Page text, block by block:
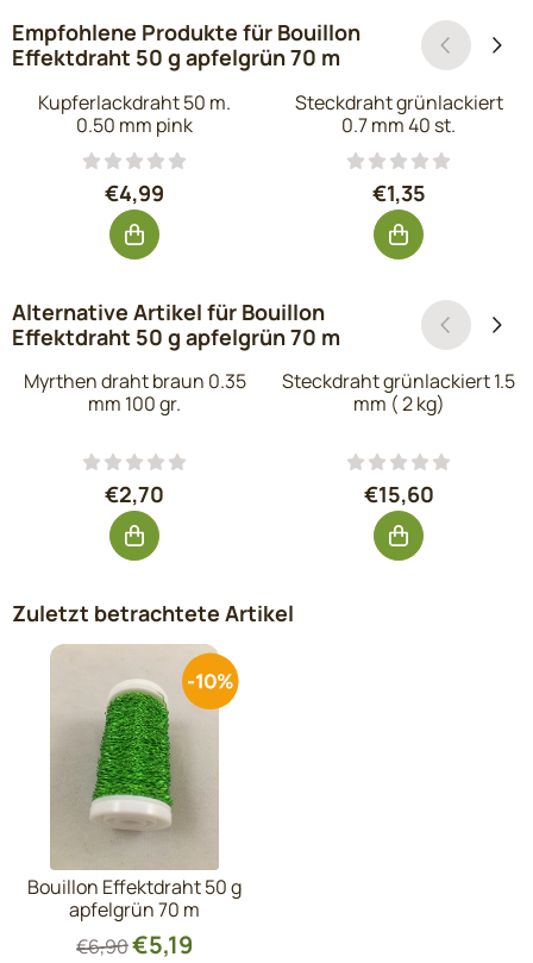
Empfohlene Produkte für Bouillon
Effektdraht 50 g apfelgrün 70 m
Kupferlackdraht 50 m.
0.50 mm pink
Preis: 4,99, ohne MwSt.: 4,12
€4,99
Steckdraht grünlackiert
0.7 mm 40 st.
Preis: 1,35,
€1,35
Alternative Artikel für Bouillon
Effektdraht 50 g apfelgrün 70 m
Myrthen draht braun 0.35
mm 100 gr.
Preis: 2,70, ohne MwSt.: 2,23
€2,70
Steckdraht grünlackiert 1.5
mm ( 2 kg)
Preis: 15,60,
€15,60
Zuletzt betrachtete Artikel
Bouillon Effektdraht 50 g
apfelgrün 70 m
€6,90€5,19